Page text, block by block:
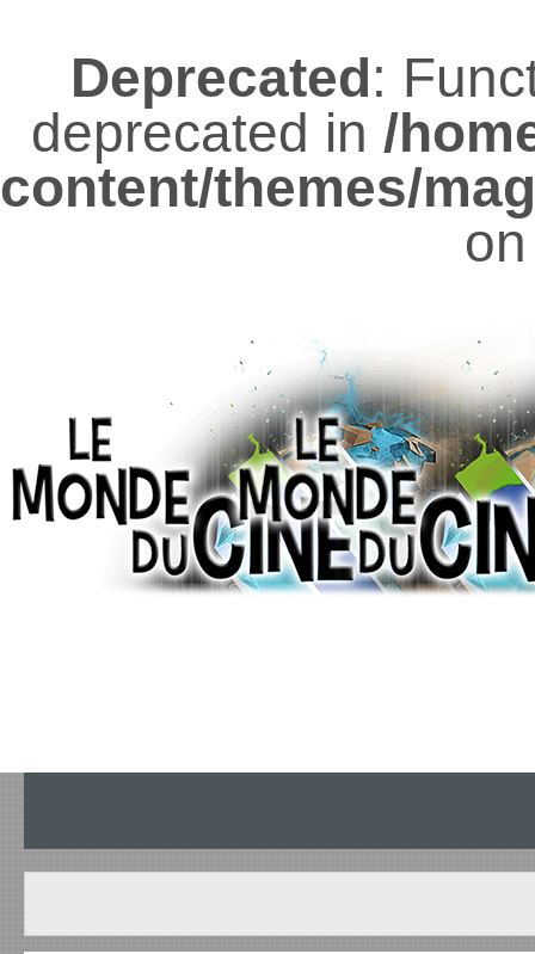
Deprecated:
deprecated in /
content/themes/